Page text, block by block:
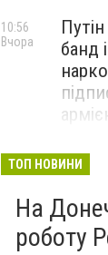
банд і
10:56
Вчора
Від
09:43
Вчора
ТОП НОВИНИ
На
роботу